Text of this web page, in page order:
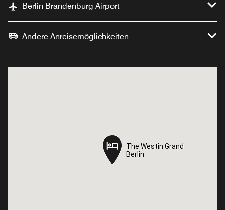
Berlin Brandenburg Airport
Andere Anreisemöglichkeiten
The Westin Grand
Berlin
The Westin Grand
Berlin